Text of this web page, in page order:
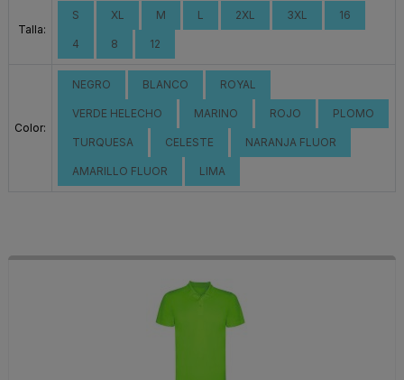
Talla:
S XL M L 2XL 3XL 16
4 8 12
Color:
NEGRO BLANCO ROYAL
VERDE HELECHO MARINO ROJO PLOMO
TURQUESA CELESTE NARANJA FLUOR
AMARILLO FLUOR LIMA